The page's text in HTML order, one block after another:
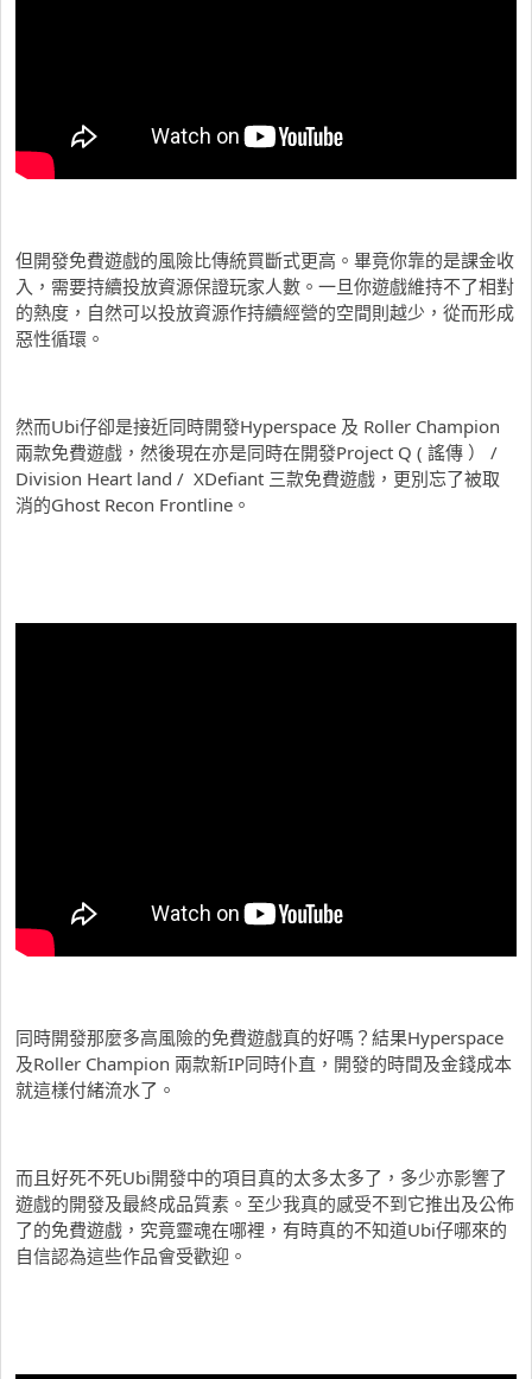
但開發免費遊戲的風險比傳統買斷式更高。畢竟你靠的是課金收
入，需要持續投放資源保證玩家人數。一旦你遊戲維持不了相對
的熱度，自然可以投放資源作持續經營的空間則越少，從而形成
惡性循環。
然而Ubi仔卻是接近同時開發Hyperspace 及 Roller Champion
兩款免費遊戲，然後現在亦是同時在開發Project Q ( 謠傳 ） /
Division Heart land / XDefiant 三款免費遊戲，更別忘了被取
消的Ghost Recon Frontline。
同時開發那麼多高風險的免費遊戲真的好嗎？結果Hyperspace
及Roller Champion 兩款新IP同時仆直，開發的時間及金錢成本
就這樣付緒流水了。
而且好死不死Ubi開發中的項目真的太多太多了，多少亦影響了
遊戲的開發及最終成品質素。至少我真的感受不到它推出及公佈
了的免費遊戲，究竟靈魂在哪裡，有時真的不知道Ubi仔哪來的
自信認為這些作品會受歡迎。